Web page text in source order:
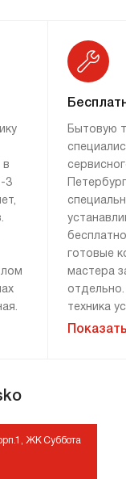
для
вполне
лет они
что
к ней
относятся:
в
3
Бытовую
готовые
мастера
техника
ЖК Суббота